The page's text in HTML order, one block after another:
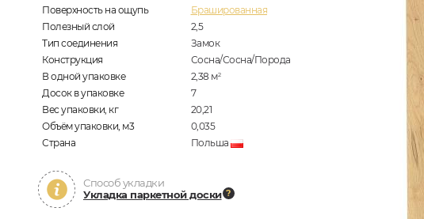
Поверхность на ощупь
Брашированная
Полезный слой
2,5
Тип соединения
Замок
Конструкция
Сосна/Сосна/Порода
В одной упаковке
2,38 м2
Досок в упаковке
7
Вес упаковки, кг
20,21
Объём упаковки, м3
0,035
Страна
Польша
Способ укладки
Укладка паркетной доски